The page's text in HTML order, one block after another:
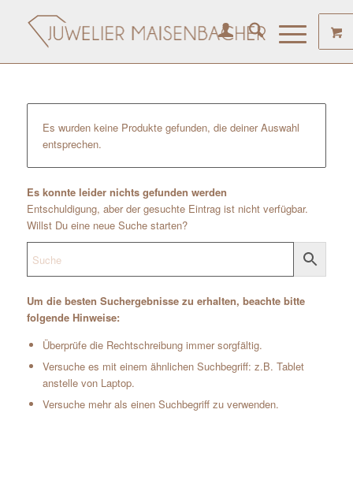
Es wurden keine Produkte gefunden, die deiner Auswahl
entsprechen.
Es konnte leider nichts gefunden werden
Entschuldigung, aber der gesuchte Eintrag ist nicht verfügbar.
Willst Du eine neue Suche starten?
Um die besten Suchergebnisse zu erhalten, beachte bitte
folgende Hinweise:
Überprüfe die Rechtschreibung immer sorgfältig.
Versuche es mit einem ähnlichen Suchbegriff: z.B. Tablet
anstelle von Laptop.
Versuche mehr als einen Suchbegriff zu verwenden.